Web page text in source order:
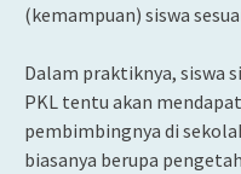
(kemampuan) siswa
Dalam praktiknya, siswa
PKL tentu akan
pembimbingnya di
biasanya berupa